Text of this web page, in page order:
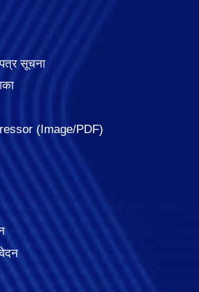
सूचना
(Image/PDF)